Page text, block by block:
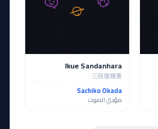
Ikue Sandanhara
三段腹幾重
Sachiko Okada
مؤدي الصوت